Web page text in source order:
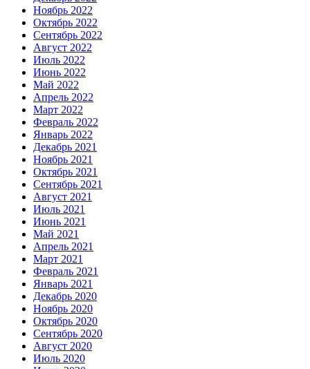
Ноябрь 2022
Октябрь 2022
Сентябрь 2022
Август 2022
Июль 2022
Июнь 2022
Май 2022
Апрель 2022
Март 2022
Февраль 2022
Январь 2022
Декабрь 2021
Ноябрь 2021
Октябрь 2021
Сентябрь 2021
Август 2021
Июль 2021
Июнь 2021
Май 2021
Апрель 2021
Март 2021
Февраль 2021
Январь 2021
Декабрь 2020
Ноябрь 2020
Октябрь 2020
Сентябрь 2020
Август 2020
Июль 2020